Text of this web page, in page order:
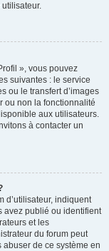
», vous pouvez
suivantes : le service
ou le transfert d’images
ou non la fonctionnalité
aux utilisateurs.
à contacter un
d’utilisateur, indiquent
avez publié ou identifient
et les
du forum peut
de ce système en